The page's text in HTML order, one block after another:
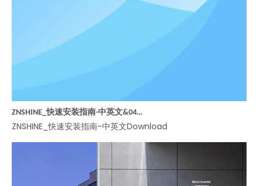
ZNSHINE_快速安装指南-中英文Download